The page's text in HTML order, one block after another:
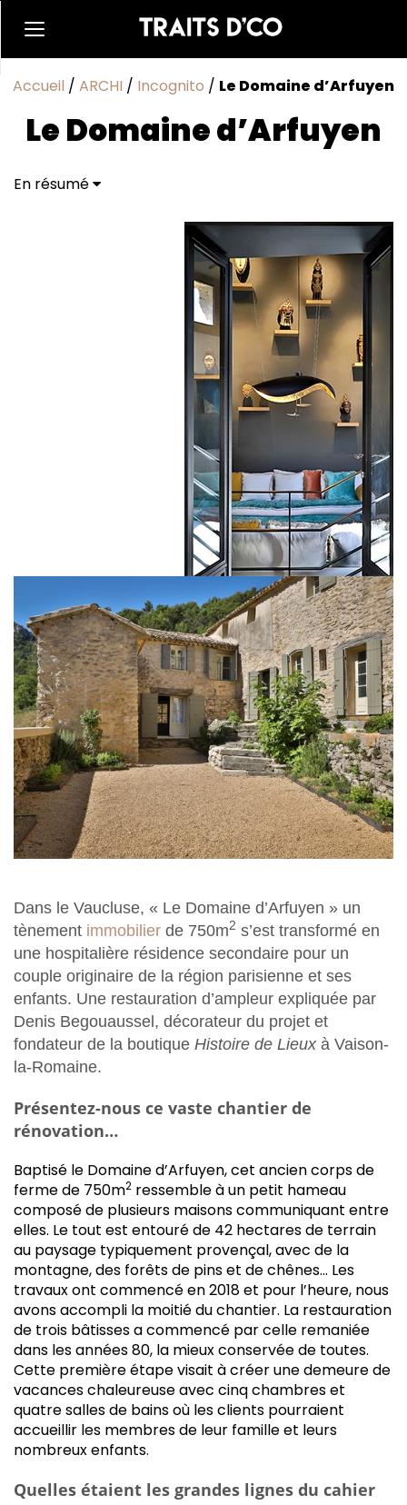
Accueil / ARCHI / Incognito / Le Domaine d’Arfuyen
Le Domaine d’Arfuyen
En résumé
Dans le Vaucluse, « Le Domaine d’Arfuyen » un
tènement immobilier de 750m2 s’est transformé en
une hospitalière résidence secondaire pour un
couple originaire de la région parisienne et ses
enfants. Une restauration d’ampleur expliquée par
Denis Begouaussel, décorateur du projet et
fondateur de la boutique Histoire de Lieuxà Vaison-
la-Romaine.
Présentez-nous ce vaste chantier de
rénovation…
Baptisé le Domaine d’Arfuyen, cet ancien corps de
ferme de 750m2 ressemble à un petit hameau
composé de plusieurs maisons communiquant entre
elles. Le tout est entouré de 42 hectares de terrain
au paysage typiquement provençal, avec de la
montagne, des forêts de pins et de chênes… Les
travaux ont commencé en 2018 et pour l’heure, nous
avons accompli la moitié du chantier. La restauration
de trois bâtisses a commencé par celle remaniée
dans les années 80, la mieux conservée de toutes.
Cette première étape visait à créer une demeure de
vacances chaleureuse avec cinq chambres et
quatre salles de bains où les clients pourraient
accueillir les membres de leur famille et leurs
nombreux enfants.
Quelles étaient les grandes lignes du cahier